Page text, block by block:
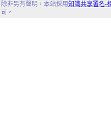
除非另有聲明， 本站採用知識共享署名-
可。